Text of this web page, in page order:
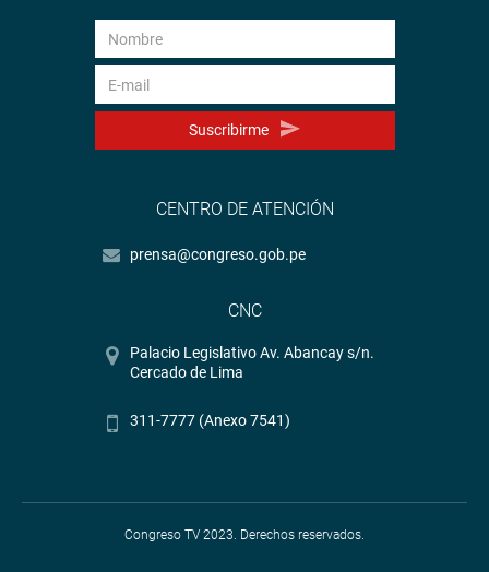
Suscribirme
CENTRO DE ATENCIÓN
prensa@congreso.gob.pe
CNC
Palacio Legislativo Av. Abancay s/n.
Cercado de Lima
311-7777 (Anexo 7541)
Congreso TV 2023. Derechos reservados.